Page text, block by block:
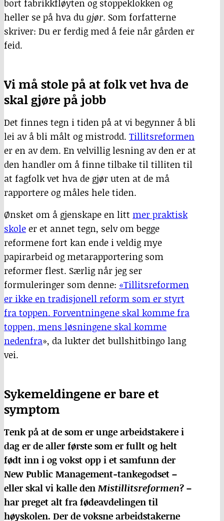
bort fabrikkfløyten og stoppeklokken og
heller se på hva dugjør. Som forfatterne
skriver: Du er ferdig med å feie når gården er
feid.
Vi må stole på at folk vet hva de
skal gjøre på jobb
Det finnes tegn i tiden på at vi begynner å bli
lei av å bli målt og mistrodd. Tillitsreformen
er en av dem. En velvillig lesning av den er at
den handler om å finne tilbake til tilliten til
at fagfolk vet hva de gjør uten at de må
rapportere og måles hele tiden.
Ønsket om å gjenskape en litt mer praktisk
skoleer et annet tegn, selv om begge
reformene fort kan ende i veldig mye
papirarbeid og metarapportering som
reformer flest. Særlig når jeg ser
formuleringer som denne: «Tillitsreformen
er ikke en tradisjonell reform som er styrt
fra toppen. Forventningene skal komme fra
toppen, mens løsningene skal komme
nedenfra», da lukter det bullshitbingo lang
vei.
Sykemeldingene er bare et
symptom
Tenk på at de som er unge arbeidstakere i
dag er de aller første som er fullt og helt
født inn i og vokst opp i et samfunn der
New Public Management-tankegodset –
eller skal vi kalle denMistillitsreformen? –
har preget alt fra fødeavdelingen til
høyskolen. Der de voksne arbeidstakerne